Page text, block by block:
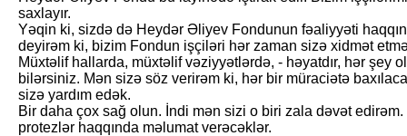
saxlayır.
Yəqin ki, sizdə də Heydər Əliyev Fondunun fəaliyyəti
deyirəm ki, bizim Fondun işçiləri hər zaman sizə xidmət
Müxtəlif hallarda, müxtəlif vəziyyətlərdə, - həyatdır, hər şey
bilərsiniz. Mən sizə söz verirəm ki, hər bir müraciətə
sizə yardım edək.
Bir daha çox sağ olun. İndi mən sizi o biri zala dəvət
protezlər haqqında məlumat verəcəklər.